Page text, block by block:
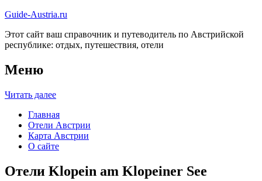
Guide-Austria.ru
Этот сайт ваш справочник и путеводитель по Австрийской
республике: отдых, путешествия, отели
Меню
Читать далее
Главная
Отели Австрии
Карта Австрии
О сайте
Отели Klopein am Klopeiner See